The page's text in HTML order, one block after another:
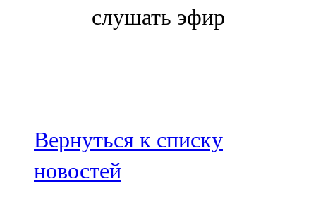
100,3 FM
Зәй
106,6 FM
слушать эфир
Вернуться к списку
новостей